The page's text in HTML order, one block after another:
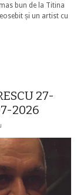
bun de la Titina
și un artist cu
27-
2026